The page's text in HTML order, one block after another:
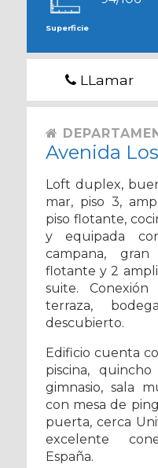
Superficie
LLamar
Avenida
Loft duplex,
mar, piso 3,
piso flotante,
y equipada
campana,
flotante y 2
suite. Conexión
terraza,
descubierto.
Edificio cuenta
piscina,
gimnasio, sala
con mesa de
puerta, cerca
excelente
España.